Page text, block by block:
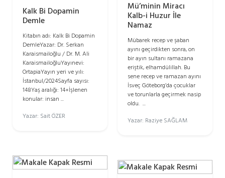
Kalk Bi Dopamin
Demle
Kitabın adı: Kalk Bi Dopamin
DemleYazar: Dr. Serkan
Karaismailoğlu / Dr. M. Ali
KaraismailoğluYayınevi:
OrtapiaYayın yeri ve yılı:
İstanbul/2024Sayfa sayısı:
148Yaş aralığı: 14+İşlenen
konular: insan ...
Yazar: Sait ÖZER
Mü’minin Miracı
Kalb-i Huzur İle
Namaz
Mübarek recep ve şaban
ayını geçirdikten sonra, on
bir ayın sultanı ramazana
eriştik, elhamdülillah. Bu
sene recep ve ramazan ayını
İsveç Göteborg’da çocuklar
ve torunlarla geçirmek nasip
oldu. ...
Yazar: Raziye SAĞLAM